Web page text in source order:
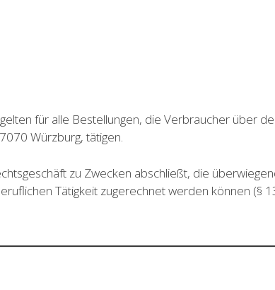
für alle Bestellungen, die Verbraucher über
Würzburg, tätigen.
zu Zwecken abschließt, die
Tätigkeit zugerechnet werden können (§